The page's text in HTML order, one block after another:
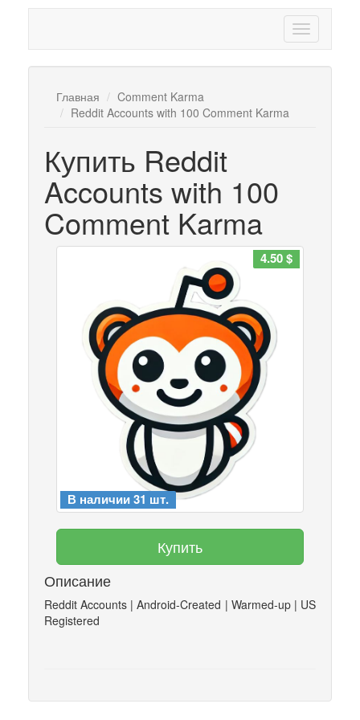
Главная
Comment Karma
Reddit Accounts with 100 Comment Karma
Купить Reddit
Accounts with 100
Comment Karma
В наличии 31 шт.
4.50 $
Купить
Описание
Reddit Accounts | Android-Created | Warmed-up | US
Registered